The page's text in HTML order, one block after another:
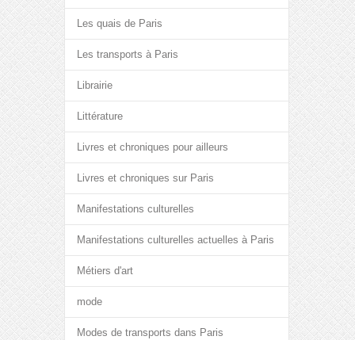
Les quais de Paris
Les transports à Paris
Librairie
Littérature
Livres et chroniques pour ailleurs
Livres et chroniques sur Paris
Manifestations culturelles
Manifestations culturelles actuelles à Paris
Métiers d'art
mode
Modes de transports dans Paris